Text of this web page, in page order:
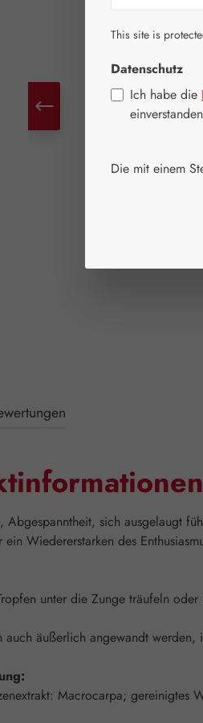
Abgespanntheit, sich ausgelaugt
Wiedererstarken des
unter die Zunge träufeln oder
auch äußerlich angewandt
Macrocarpa; gereinigtes
This site is
Datenschutz
Ich habe die
Die mit einem